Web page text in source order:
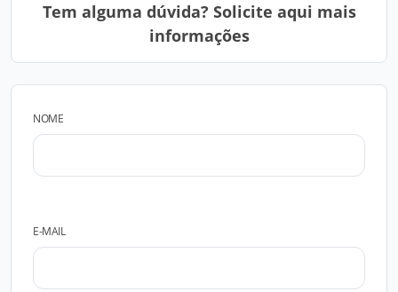
Tem alguma dúvida? Solicite aqui mais
informações
NOME
E-MAIL